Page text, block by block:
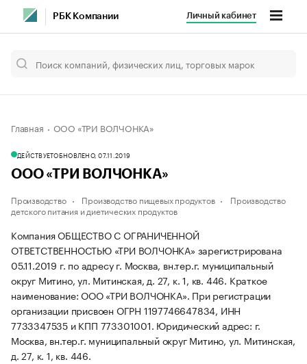
РБК Компании Личный кабинет
Главная ООО «ТРИ ВОЛЧОНКА»
ДЕЙСТВУЕТОБНОВЛЕНО, 07.11.2019
ООО «ТРИ ВОЛЧОНКА»
Производство Производство пищевых продуктов
Производство
детского питания и диетических продуктов
Компания ОБЩЕСТВО С ОГРАНИЧЕННОЙ
ОТВЕТСТВЕННОСТЬЮ «ТРИ ВОЛЧОНКА» зарегистрирована
05.11.2019 г. по адресу г. Москва, вн.тер.г. муниципальный
округ Митино, ул. Митинская, д. 27, к. 1, кв. 446. Краткое
наименование: ООО «ТРИ ВОЛЧОНКА». При регистрации
организации присвоен ОГРН 1197746647834, ИНН
7733347535 и КПП 773301001. Юридический адрес: г.
Москва, вн.тер.г. муниципальный округ Митино, ул. Митинская,
д. 27, к. 1, кв. 446.